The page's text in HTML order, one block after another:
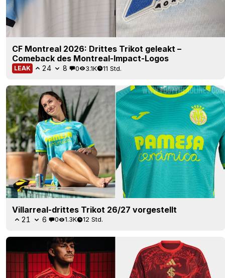
Villarreal-drittes Trikot 26/27 vorgestellt
21 6 0 1.3K 12 Std.
Internacional 26–27: drittes „Dragon“-Trikot
vorgestellt
27 7 0 3K 12 Std.